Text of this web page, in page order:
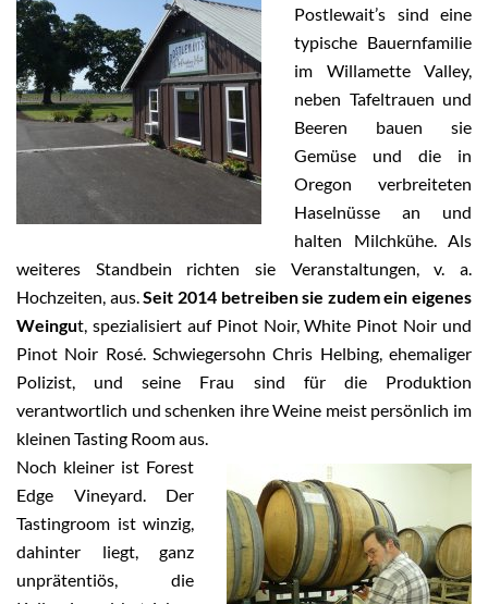
Postlewait’s sind eine
typische Bauernfamilie
im Willamette Valley,
neben Tafeltrauen und
Beeren bauen sie
Gemüse und die in
Oregon verbreiteten
Haselnüsse an und
halten Milchkühe. Als
weiteres Standbein richten sie Veranstaltungen, v. a.
Hochzeiten, aus.Seit 2014 betreiben sie zudem ein eigenes
Weingut, spezialisiert auf Pinot Noir, White Pinot Noir und
Pinot Noir Rosé. Schwiegersohn Chris Helbing, ehemaliger
Polizist, und seine Frau sind für die Produktion
verantwortlich und schenken ihre Weine meist persönlich im
kleinen Tasting Room aus.
Noch kleiner ist Forest
Edge Vineyard. Der
Tastingroom ist winzig,
dahinter liegt, ganz
unprätentiös, die